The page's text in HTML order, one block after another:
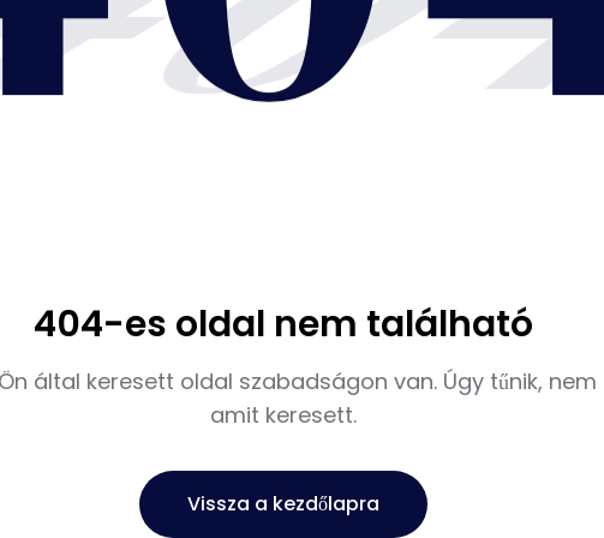
404-es oldal nem található
által keresett oldal szabadságon van. Úgy tűnik, nem
amit keresett.
Vissza a kezdőlapra